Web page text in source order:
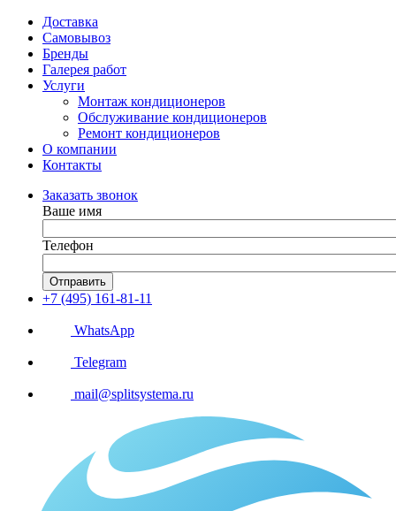
Доставка
Самовывоз
Бренды
Галерея работ
Услуги
Монтаж кондиционеров
Обслуживание кондиционеров
Ремонт кондиционеров
О компании
Контакты
Заказать звонок
Ваше имя
Телефон
Отправить
+7 (495) 161-81-11
WhatsApp
Telegram
mail@splitsystema.ru